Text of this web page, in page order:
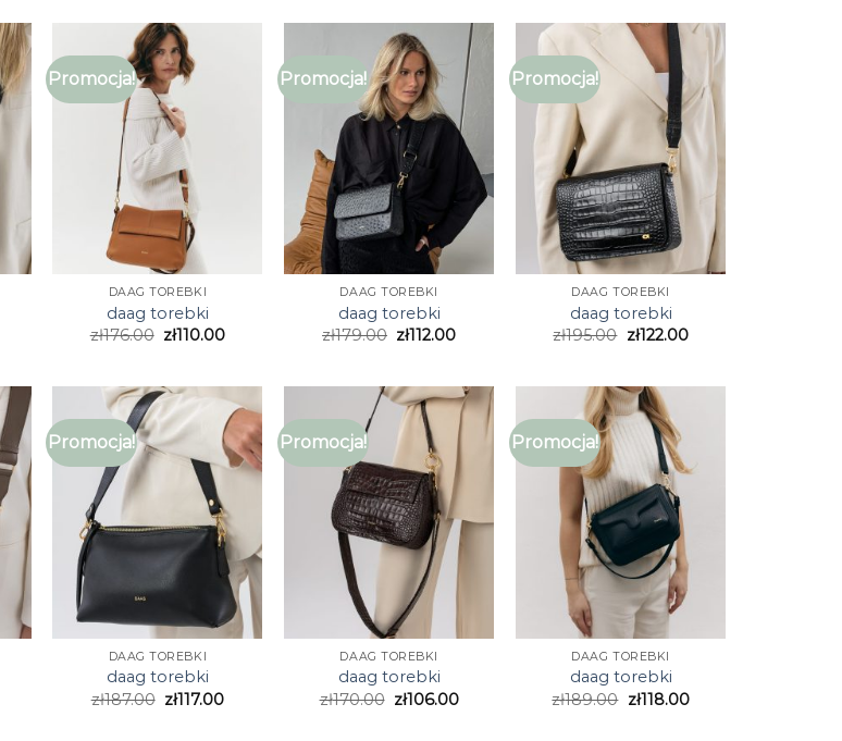
Promocja!
DAAG TOREBKI
daag torebki
zł176.00 zł110.00
Promocja!
DAAG TOREBKI
daag torebki
zł179.00 zł112.00
Promocja!
DAAG TOREBKI
daag torebki
zł195.00 zł122.00
Promocja!
DAAG TOREBKI
daag torebki
zł187.00 zł117.00
Promocja!
DAAG TOREBKI
daag torebki
zł170.00 zł106.00
Promocja!
DAAG TOREBKI
daag torebki
zł189.00 zł118.00